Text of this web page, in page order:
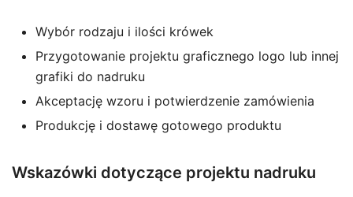
Wybór rodzaju i ilości krówek
Przygotowanie projektu graficznego logo lub innej
grafiki do nadruku
Akceptację wzoru i potwierdzenie zamówienia
Produkcję i dostawę gotowego produktu
Wskazówki dotyczące projektu nadruku